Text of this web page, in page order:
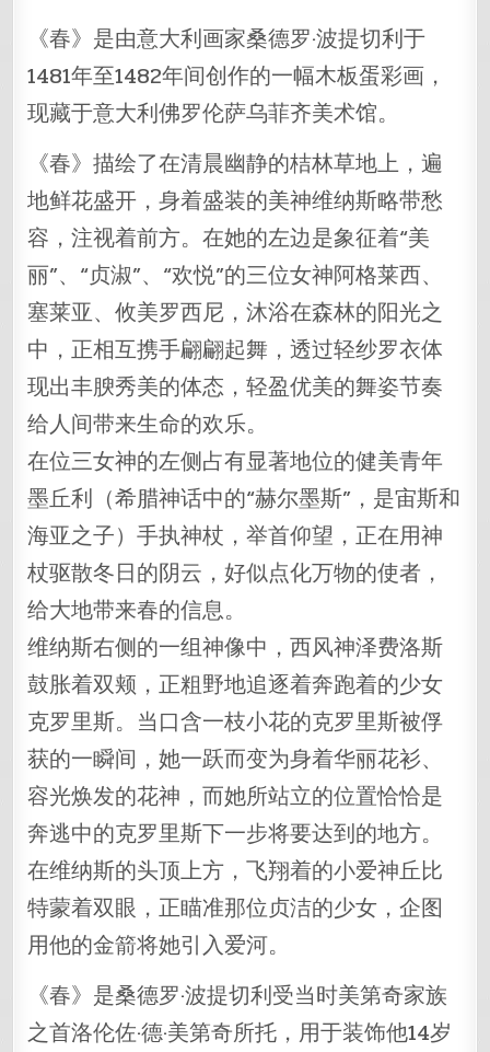
《春》是由意大利画家桑德罗·波提切利于
1481年至1482年间创作的一幅木板蛋彩画，
现藏于意大利佛罗伦萨乌菲齐美术馆。
《春》描绘了在清晨幽静的桔林草地上，遍
地鲜花盛开，身着盛装的美神维纳斯略带愁
容，注视着前方。在她的左边是象征着“美
丽”、“贞淑”、“欢悦”的三位女神阿格莱西、
塞莱亚、攸美罗西尼，沐浴在森林的阳光之
中，正相互携手翩翩起舞，透过轻纱罗衣体
现出丰腴秀美的体态，轻盈优美的舞姿节奏
给人间带来生命的欢乐。
在位三女神的左侧占有显著地位的健美青年
墨丘利（希腊神话中的“赫尔墨斯”，是宙斯和
海亚之子）手执神杖，举首仰望，正在用神
杖驱散冬日的阴云，好似点化万物的使者，
给大地带来春的信息。
维纳斯右侧的一组神像中，西风神泽费洛斯
鼓胀着双颊，正粗野地追逐着奔跑着的少女
克罗里斯。当口含一枝小花的克罗里斯被俘
获的一瞬间，她一跃而变为身着华丽花衫、
容光焕发的花神，而她所站立的位置恰恰是
奔逃中的克罗里斯下一步将要达到的地方。
在维纳斯的头顶上方，飞翔着的小爱神丘比
特蒙着双眼，正瞄准那位贞洁的少女，企图
用他的金箭将她引入爱河。
《春》是桑德罗·波提切利受当时美第奇家族
之首洛伦佐·德·美第奇所托，用于装饰他14岁